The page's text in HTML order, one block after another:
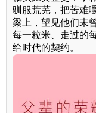
驯服荒芜，把苦难
梁上，望见他们未
每一粒米、走过的
给时代的契约。